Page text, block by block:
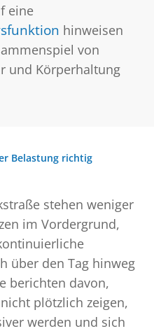
eine
hinweisen
von
und Körperhaltung
Belastung richtig
stehen weniger
im Vordergrund,
über den Tag hinweg
berichten davon,
plötzlich zeigen,
werden und sich